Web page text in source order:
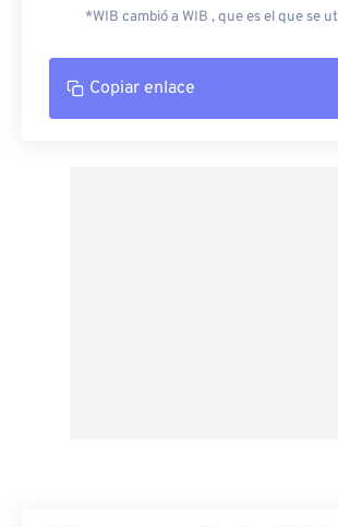
*WIB cambió a WIB , que es el que se
Copiar enlace